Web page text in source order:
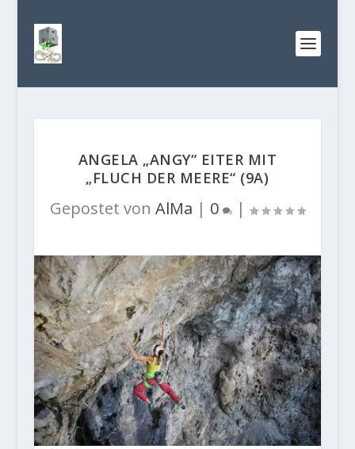
ANGELA „ANGY“ EITER MIT
„FLUCH DER MEERE“ (9A)
Gepostet von AlMa | 0 |